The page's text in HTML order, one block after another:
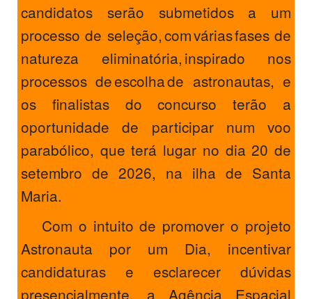
candidatos serão submetidos a um
processo de seleção, com várias fases de
natureza eliminatória, inspirado nos
processos de escolha de astronautas, e
os finalistas do concurso terão a
oportunidade de participar num voo
parabólico, que terá lugar no dia 20 de
setembro de 2026, na ilha de Santa
Maria.
Com o intuito de promover o projeto
Astronauta por um Dia, incentivar
candidaturas e esclarecer dúvidas
presencialmente, a Agência Espacial